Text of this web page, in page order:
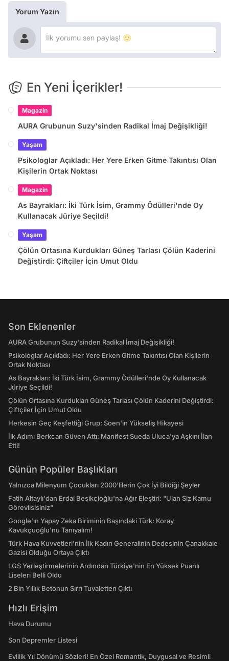
Yorum Yazın
En Yeni İçerikler!
Magazin
AURA Grubunun Suzy'sinden Radikal İmaj Değişikliği!
Yaşam
Psikologlar Açıkladı: Her Yere Erken Gitme Takıntısı Olan
Kişilerin Ortak Noktası
Magazin
As Bayrakları: İki Türk İsim, Grammy Ödülleri'nde Oy
Kullanacak Jüriye Seçildi!
Yaşam
Çölün Ortasına Kurdukları Güneş Tarlası Çölün Kaderini
Değiştirdi: Çiftçiler İçin Umut Oldu
Son Eklenenler
AURA Grubunun Suzy'sinden Radikal İmaj Değişikliği!
Psikologlar Açıkladı: Her Yere Erken Gitme Takıntısı Olan Kişilerin
Ortak Noktası
As Bayrakları: İki Türk İsim, Grammy Ödülleri'nde Oy Kullanacak
Jüriye Seçildi!
Çölün Ortasına Kurdukları Güneş Tarlası Çölün Kaderini Değiştirdi:
Çiftçiler İçin Umut Oldu
Herkesin Geç Keşfettiği Grup: Soen'in Yükseliş Hikayesi
İlk Adımı Berkcan Güven Attı: Manifest Sueda Uluca'ya Aşkını İlan
Etti!
Günün Popüler Başlıkları
Yalnızca Milenyum Çocukları 2000'lilerin Çok İyi Bildiği Şeyler
Fatih Altaylı'dan Erdal Beşikçioğlu'na Ağır Eleştiri: "Ulan Siz Kamu
Görevlisisiniz"
Google'ın Yapay Zeka Biriminin Başındaki Türk: Koray
Kavukçuoğlu'nu Tanıyalım!
Türk Hava Kuvvetleri'nin İlk Kadın Generalinin Dedesinin Çanakkale
Gazisi Olduğu Ortaya Çıktı
LGS Yerleştirmelerinin Ardından Türkiye'nin En Yüksek Puanlı
Liseleri Belli Oldu
2 Bin Yıllık Betonun Sırrı Tuvaletten Çıktı
Hızlı Erişim
Hava Durumu
Son Depremler Listesi
Evlilik Yıl Dönümü Sözleri! En Özel Romantik, Duygusal ve Resimli